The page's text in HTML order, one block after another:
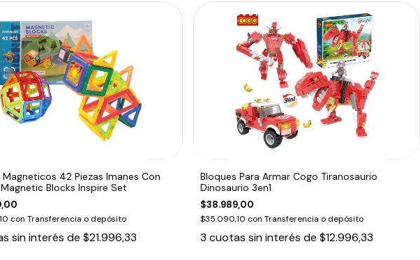
Magneticos 42 Piezas Imanes Con
Blocks Inspire Set
con Transferencia o depósito
sin interés de $21.996,33
Bloques Para Armar Cogo Tiranosaurio
Dinosaurio 3en1
$38.989,00
$35.090,10 con Transferencia o depósito
3 cuotas sin interés de$12.996,33